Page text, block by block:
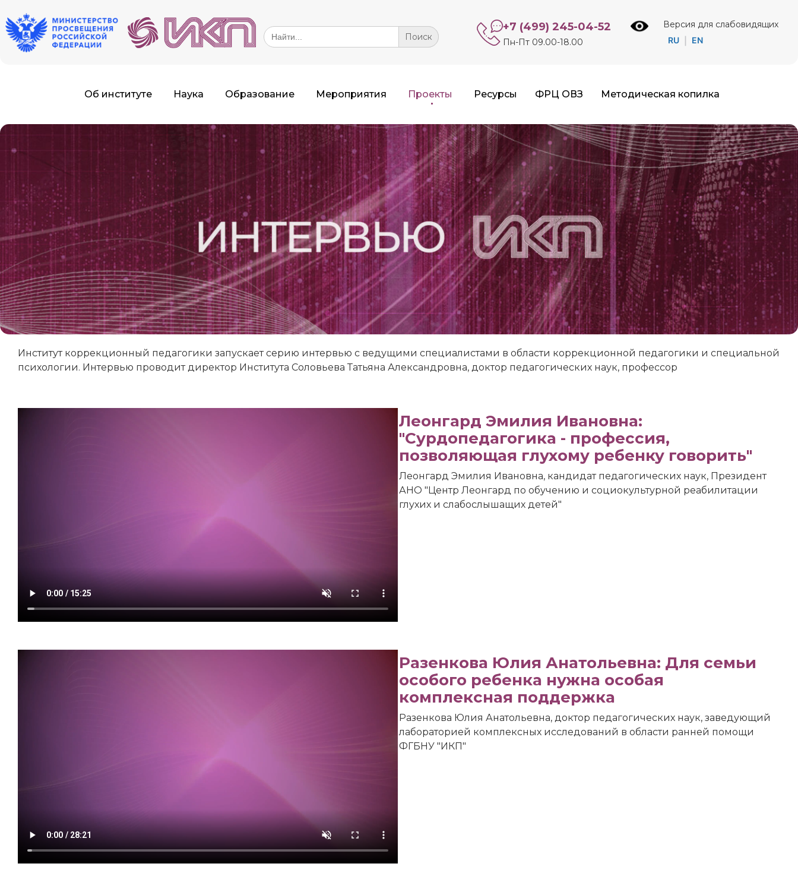
Search
for:
+7 (499) 245-04-52
Пн-Пт 09.00-18.00
Версия для слабовидящих
RU EN
Об институте Наука Образование Мероприятия Проекты Ресурсы ФРЦ ОВЗ Методическая копилка
Институт коррекционный педагогики запускает серию интервью с ведущими специалистами в области коррекционной педагогики и специальной
психологии. Интервью проводит директор Института Соловьева Татьяна Александровна, доктор педагогических наук, профессор
Леонгард Эмилия Ивановна:
"Сурдопедагогика - профессия,
позволяющая глухому ребенку говорить"
Леонгард Эмилия Ивановна, кандидат педагогических наук, Президент
АНО "Центр Леонгард по обучению и социокультурной реабилитации
глухих и слабослышащих детей"
Разенкова Юлия Анатольевна: Для семьи
особого ребенка нужна особая
комплексная поддержка
Разенкова Юлия Анатольевна, доктор педагогических наук, заведующий
лабораторией комплексных исследований в области ранней помощи
ФГБНУ "ИКП"